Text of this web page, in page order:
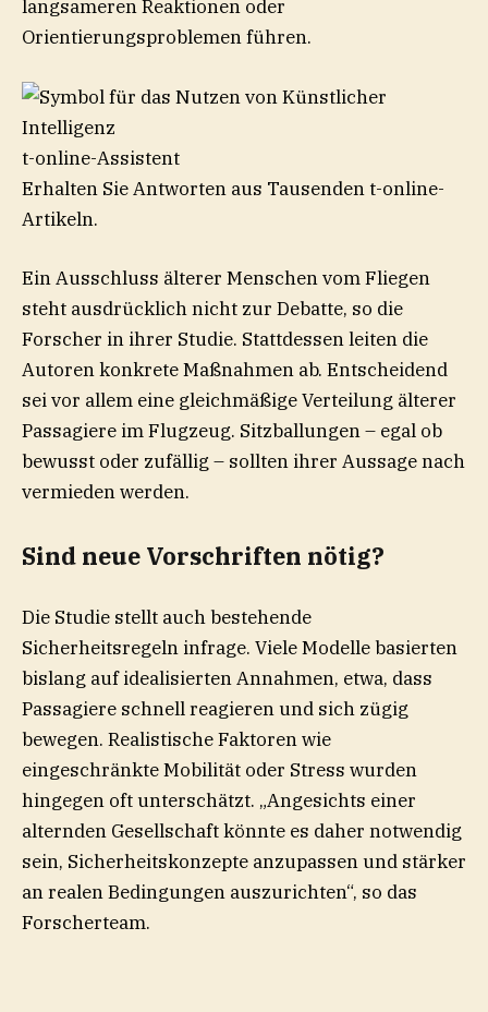
langsameren Reaktionen oder
Orientierungsproblemen führen.
t-online-Assistent
Erhalten Sie Antworten aus Tausenden t-online-
Artikeln.
Ein Ausschluss älterer Menschen vom Fliegen
steht ausdrücklich nicht zur Debatte, so die
Forscher in ihrer Studie. Stattdessen leiten die
Autoren konkrete Maßnahmen ab. Entscheidend
sei vor allem eine gleichmäßige Verteilung älterer
Passagiere im Flugzeug. Sitzballungen – egal ob
bewusst oder zufällig – sollten ihrer Aussage nach
vermieden werden.
Sind neue Vorschriften nötig?
Die Studie stellt auch bestehende
Sicherheitsregeln infrage. Viele Modelle basierten
bislang auf idealisierten Annahmen, etwa, dass
Passagiere schnell reagieren und sich zügig
bewegen. Realistische Faktoren wie
eingeschränkte Mobilität oder Stress wurden
hingegen oft unterschätzt. „Angesichts einer
alternden Gesellschaft könnte es daher notwendig
sein, Sicherheitskonzepte anzupassen und stärker
an realen Bedingungen auszurichten“, so das
Forscherteam.